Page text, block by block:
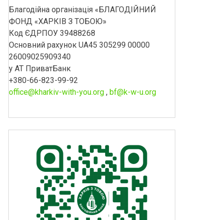
Благодійна організація «БЛАГОДІЙНИЙ
ФОНД «ХАРКІВ З ТОБОЮ»
Код ЄДРПОУ 39488268
Основний рахунок UA45 305299 00000
26009025909340
у АТ ПриватБанк
+380-66-823-99-92
office@kharkiv-with-you.org, bf@k-w-u.org